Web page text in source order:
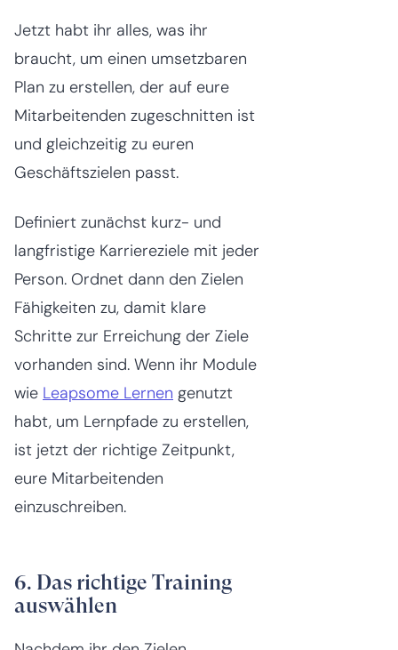
Jetzt habt ihr alles, was ihr
braucht, um einen umsetzbaren
Plan zu erstellen, der auf eure
Mitarbeitenden zugeschnitten ist
und gleichzeitig zu euren
Geschäftszielen passt.
Definiert zunächst kurz- und
langfristige Karriereziele mit jeder
Person. Ordnet dann den Zielen
Fähigkeiten zu, damit klare
Schritte zur Erreichung der Ziele
vorhanden sind. Wenn ihr Module
wie Leapsome Lernen genutzt
habt, um Lernpfade zu erstellen,
ist jetzt der richtige Zeitpunkt,
eure Mitarbeitenden
einzuschreiben.
6. Das richtige Training
auswählen